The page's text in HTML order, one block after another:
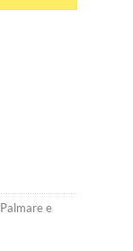
Palmare e